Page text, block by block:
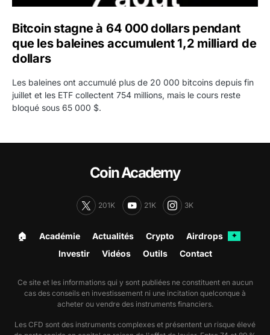
Bitcoin stagne à 64 000 dollars pendant
que les baleines accumulent 1,2 milliard de
dollars
Les baleines ont accumulé plus de 20 000 bitcoins depuis fin
juillet et les ETF collectent 754 millions, mais le cours reste
bloqué sous 65 000 $.
Coin Academy
201K 21K 3K
🏠︎ Académie Actualités Crypto Airdrops ✦
Investir Vidéos Outils Contact
Ce site et les informations qui y sont publiées ne constituent en aucun
cas des conseils en investissement ni une incitation quelconque à
acheter ou vendre des instruments financiers.
Les CFD sont des instruments complexes et présentent un risque élevé